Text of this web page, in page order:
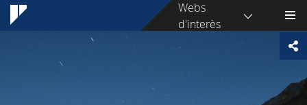
Webs
d'interès